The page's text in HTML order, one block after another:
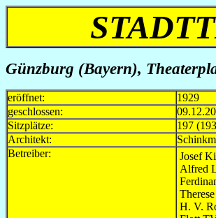
Günzburg (Bayern),
eröffnet:
1929
geschlossen:
Sitzplätze:
197
Architekt:
Betreiber:
Josef
Alfred
H. V.